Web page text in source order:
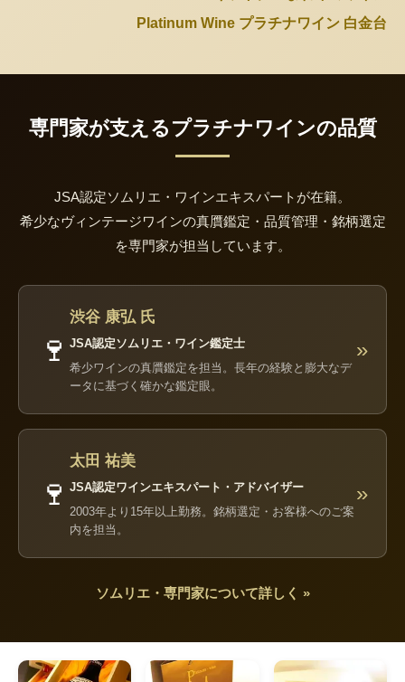
Platinum Wine プラチナワイン 白金台
専門家が支えるプラチナワインの品質
JSA認定ソムリエ・ワインエキスパートが在籍。
希少なヴィンテージワインの真贋鑑定・品質管理・銘柄選定
を専門家が担当しています。
🍷
渋谷 康弘 氏
JSA認定ソムリエ・ワイン鑑定士
希少ワインの真贋鑑定を担当。長年の経験と膨大なデ
ータに基づく確かな鑑定眼。
»
🍷
太田 祐美
JSA認定ワインエキスパート・アドバイザー
2003年より15年以上勤務。銘柄選定・お客様へのご案
内を担当。
»
ソムリエ・専門家について詳しく »